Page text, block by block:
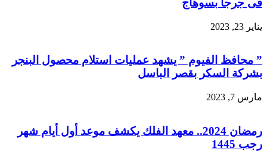
فى جرجا بسوهاج
يناير 23, 2023
” محافظ الفيوم ” يشهد عمليات استلام محصول البنجر
بشركة السكر بقصر الباسل
مارس 7, 2023
رمضان 2024.. معهد الفلك يكشف موعد أول أيام شهر
رجب 1445